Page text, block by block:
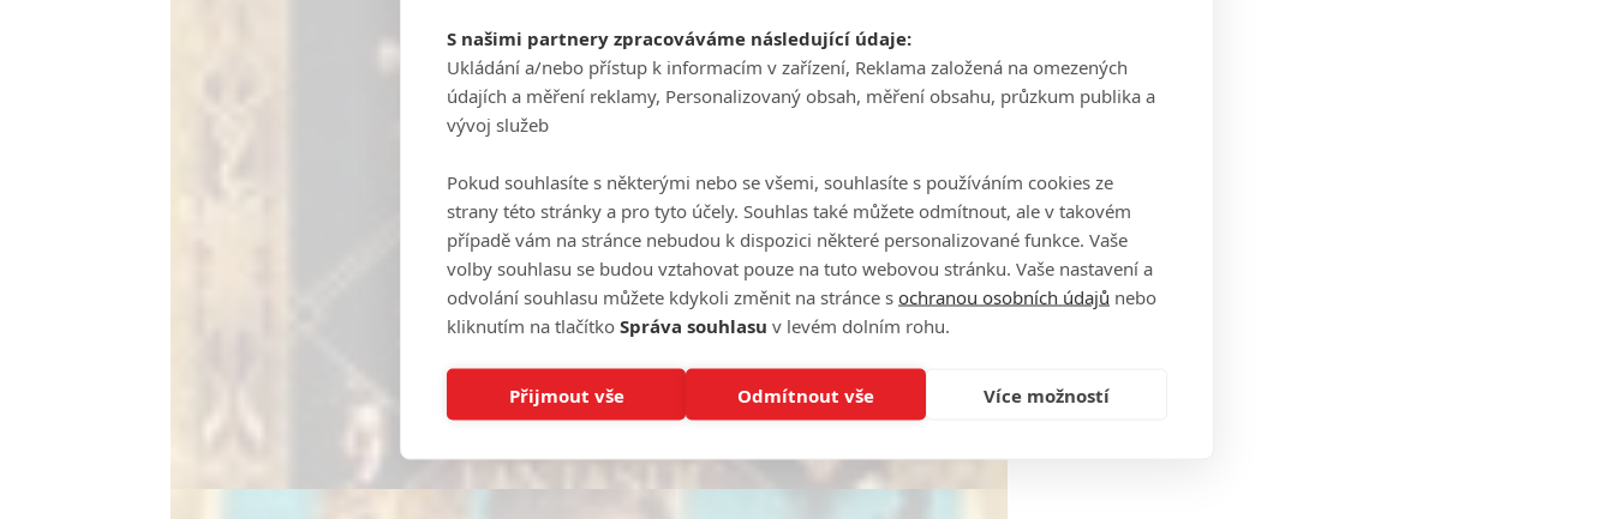
S našimi partnery zpracováváme následující údaje:
Ukládání a/nebo přístup k informacím v zařízení, Reklama založená na omezených
údajích a měření reklamy, Personalizovaný obsah, měření obsahu, průzkum publika a
vývoj služeb
Pokud souhlasíte s některými nebo se všemi, souhlasíte s používáním cookies ze
strany této stránky a pro tyto účely. Souhlas také můžete odmítnout, ale v takovém
případě vám na stránce nebudou k dispozici některé personalizované funkce. Vaše
volby souhlasu se budou vztahovat pouze na tuto webovou stránku. Vaše nastavení a
odvolání souhlasu můžete kdykoli změnit na stránce s ochranou osobních údajů nebo
kliknutím na tlačítko Správa souhlasu v levém dolním rohu.
Přijmout vše Odmítnout vše Více možností